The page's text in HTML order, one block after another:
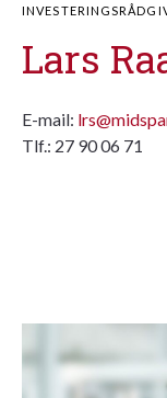
Lars
E-mail:
Tlf.: 27 90 06 71